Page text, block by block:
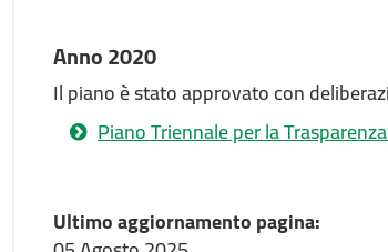
Anno 2020
Il piano è stato approvato con
Piano Triennale per la
Ultimo aggiornamento pagina: